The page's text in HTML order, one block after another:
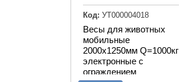
Весы для животных
мобильные
2000х1250мм Q=1000кг
электронные с
ограждением
Код: УТ000004018